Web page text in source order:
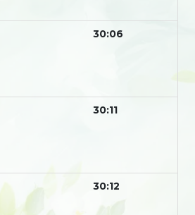
30:06
30:11
30:12